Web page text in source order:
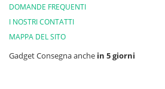
DOMANDE FREQUENTI
I NOSTRI CONTATTI
MAPPA DEL SITO
Gadget Consegna anche in 5 giorni